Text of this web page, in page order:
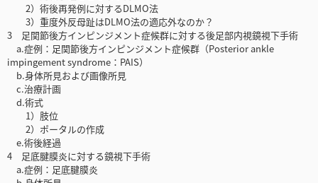
2）術後再発例に対するDLMO法
3）重度外反母趾はDLMO法の適応外なのか？
3 足関節後方インピンジメント症候群に対する後足部内視鏡視下手術
a.症例：足関節後方インピンジメント症候群（Posterior ankle
impingement syndrome：PAIS）
b.身体所見および画像所見
c.治療計画
d.術式
1）肢位
2）ポータルの作成
e.術後経過
4 足底腱膜炎に対する鏡視下手術
a.症例：足底腱膜炎